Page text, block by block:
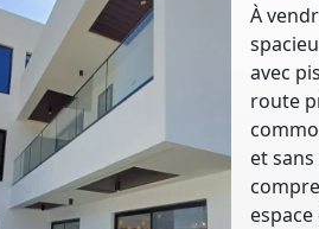
À
avec
route
et